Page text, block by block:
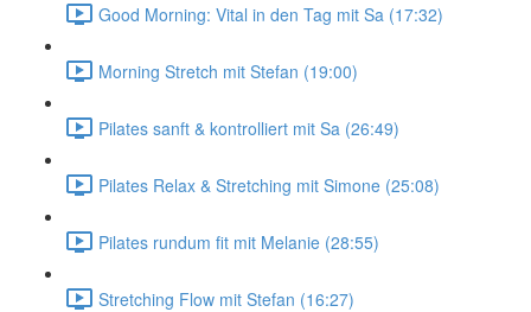
Good Morning: Vital in den Tag mit Sa (17:32)
Morning Stretch mit Stefan (19:00)
Pilates sanft & kontrolliert mit Sa (26:49)
Pilates Relax & Stretching mit Simone (25:08)
Pilates rundum fit mit Melanie (28:55)
Stretching Flow mit Stefan (16:27)